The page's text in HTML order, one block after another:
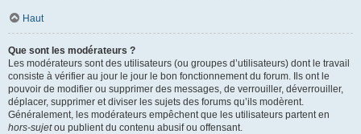
Haut
Que sont les modérateurs ?
Les modérateurs sont des utilisateurs (ou groupes d’utilisateurs) dont le travail
consiste à vérifier au jour le jour le bon fonctionnement du forum. Ils ont le
pouvoir de modifier ou supprimer des messages, de verrouiller, déverrouiller,
déplacer, supprimer et diviser les sujets des forums qu’ils modèrent.
Généralement, les modérateurs empêchent que les utilisateurs partent en
hors-sujetou publient du contenu abusif ou offensant.